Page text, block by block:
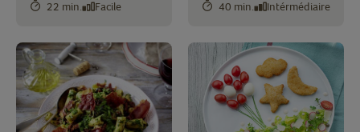
22 min. Facile 40 min. Intérmédiaire